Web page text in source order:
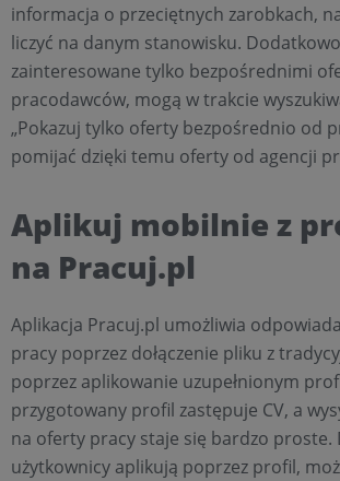
informacja o przeciętnych zarobkach,
liczyć na danym stanowisku.
zainteresowane tylko bezpośrednimi
pracodawców, mogą w trakcie
„Pokazuj tylko oferty bezpośrednio od
pomijać dzięki temu oferty od agencji
Aplikuj mobilnie z
na Pracuj.pl
Aplikacja Pracuj.pl umożliwia
pracy poprzez dołączenie pliku z
poprzez aplikowanie uzupełnionym
przygotowany profil zastępuje CV, a
na oferty pracy staje się bardzo proste.
użytkownicy aplikują poprzez profil,